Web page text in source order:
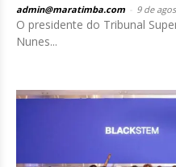
admin@maratimba.com 9 de
O presidente do Tribunal
Nunes...